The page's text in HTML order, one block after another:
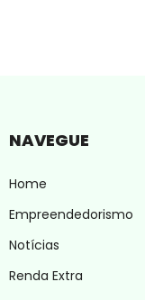
NAVEGUE
Home
Empreendedorismo
Notícias
Renda Extra